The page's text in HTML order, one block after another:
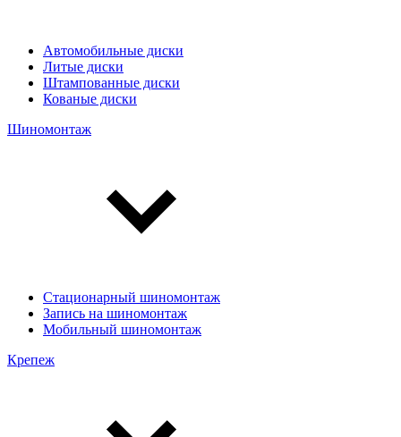
Автомобильные диски
Литые диски
Штампованные диски
Кованые диски
Шиномонтаж
Стационарный шиномонтаж
Запись на шиномонтаж
Мобильный шиномонтаж
Крепеж